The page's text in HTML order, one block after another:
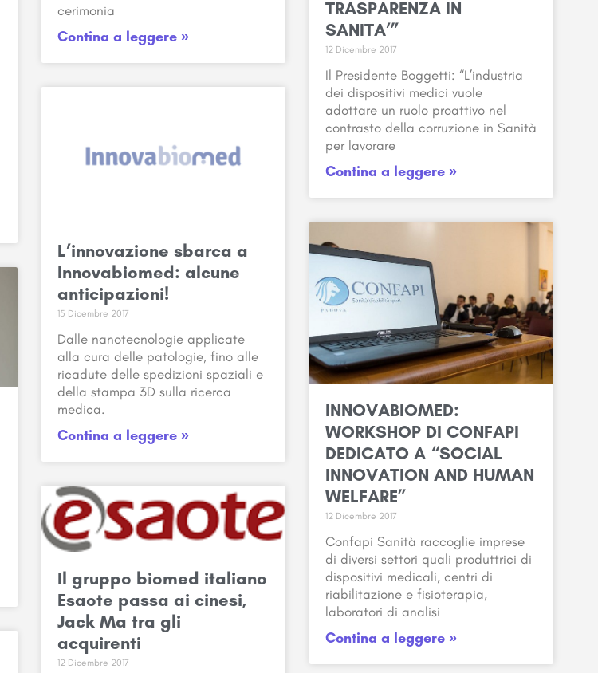
cerimonia
Contina a leggere »
L’innovazione sbarca a
Innovabiomed: alcune
anticipazioni!
15 Dicembre 2017
Dalle nanotecnologie applicate
alla cura delle patologie, fino alle
ricadute delle spedizioni spaziali e
della stampa 3D sulla ricerca
medica.
Contina a leggere »
TRASPARENZA IN
SANITA’”
12 Dicembre 2017
Il Presidente Boggetti: “L’industria
dei dispositivi medici vuole
adottare un ruolo proattivo nel
contrasto della corruzione in Sanità
per lavorare
Contina a leggere »
Il gruppo biomed italiano
Esaote passa ai cinesi,
Jack Ma tra gli
acquirenti
12 Dicembre 2017
INNOVABIOMED:
WORKSHOP DI CONFAPI
DEDICATO A “SOCIAL
INNOVATION AND HUMAN
WELFARE”
12 Dicembre 2017
Confapi Sanità raccoglie imprese
di diversi settori quali produttrici di
dispositivi medicali, centri di
riabilitazione e fisioterapia,
laboratori di analisi
Contina a leggere »